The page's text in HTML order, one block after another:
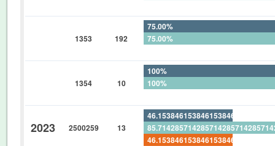
1353 192
75.00%
75.00%
1354 10
100%
100%
2023 2500259 13